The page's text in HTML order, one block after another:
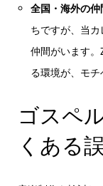
全国・海外の仲
ちですが、当
仲間がいます
る環境が、モチ
ゴスペ
くある